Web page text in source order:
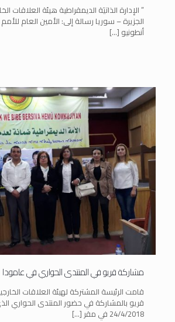
” الإدارة الذاتيَة الديمقراطية هيئة العلاقات
الجزيرة – سوريا رسالة إلى: الأمين العام
أنطونيو […]
مشاركة قريو في المنتدى الحواري في عامودا
قامت الرئيسة المشتركة لهيئة العلاقات
قريو بالمشاركة في حضور المنتدى الحواري
24/4/2018 في مقر […]